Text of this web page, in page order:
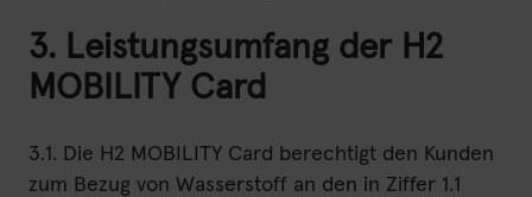
3. Leistungsumfang der H2
MOBILITY Card
3.1. Die H2 MOBILITY Card berechtigt den Kunden
zum Bezug von Wasserstoff an den in Ziffer 1.1